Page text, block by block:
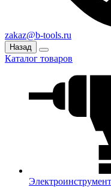
zakaz@b-tools.ru
Назад
Каталог товаров